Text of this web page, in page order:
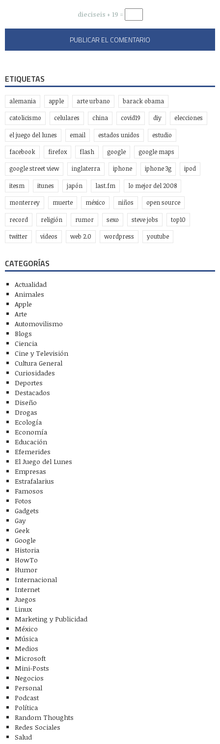
dieciseis + 19 =
ETIQUETAS
alemania apple arte urbano barack obama
catolicismo celulares china covid19 diy elecciones
el juego del lunes email estados unidos estudio
facebook firefox flash google google maps
google street view inglaterra iphone iphone 3g ipod
itesm itunes japón last.fm lo mejor del 2008
monterrey muerte méxico niños open source
record religión rumor sexo steve jobs top10
twitter videos web 2.0 wordpress youtube
CATEGORÍAS
Actualidad
Animales
Apple
Arte
Automovilismo
Blogs
Ciencia
Cine y Televisión
Cultura General
Curiosidades
Deportes
Destacados
Diseño
Drogas
Ecología
Economía
Educación
Efemerides
El Juego del Lunes
Empresas
Estrafalarius
Famosos
Fotos
Gadgets
Gay
Geek
Google
Historia
HowTo
Humor
Internacional
Internet
Juegos
Linux
Marketing y Publicidad
México
Música
Medios
Microsoft
Mini-Posts
Negocios
Personal
Podcast
Política
Random Thoughts
Redes Sociales
Salud